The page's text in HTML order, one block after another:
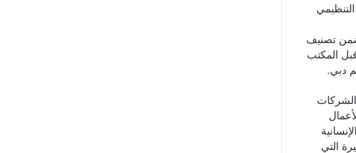
تصنيف
المكتب
دبي.
التي